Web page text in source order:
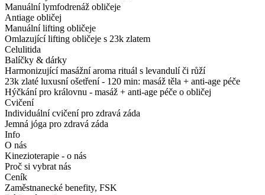
Manuální lymfodrenáž obličeje
Antiage obličej
Manuální lifting obličeje
Omlazující lifting obličeje s 23k zlatem
Celulitida
Balíčky & dárky
Harmonizující masážní aroma rituál s levandulí či růží
23k zlaté luxusní ošetření - 120 min: masáž těla + anti-age péče
Hýčkání pro královnu - masáž + anti-age péče o obličej
Cvičení
Individuální cvičení pro zdravá záda
Jemná jóga pro zdravá záda
Info
O nás
Kinezioterapie - o nás
Proč si vybrat nás
Ceník
Zaměstnanecké benefity, FSK